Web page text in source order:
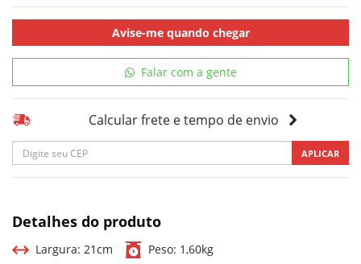
Avise-me quando chegar
Falar com a gente
Calcular frete e tempo de envio
APLICAR
Detalhes do produto
Largura: 21cm Peso: 1,60kg